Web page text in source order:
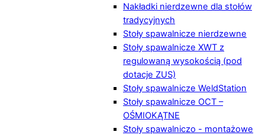
Nakładki nierdzewne dla stołów
tradycyjnych
Stoły spawalnicze nierdzewne
Stoły spawalnicze XWT z
regulowaną wysokością (pod
dotacje ZUS)
Stoły spawalnicze WeldStation
Stoły spawalnicze OCT –
OŚMIOKĄTNE
Stoły spawalniczo - montażowe